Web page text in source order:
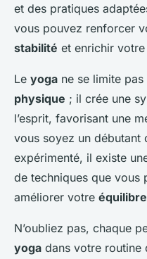
et des pratiques
vous pouvez renforcer
stabilité et enrichir votre
Le yoga ne se limite
physique ; il crée une
l’esprit, favorisant une
vous soyez un débutant
expérimenté, il existe
de techniques que vous
améliorer votre équilibre
N’oubliez pas, chaque
yoga dans votre routine